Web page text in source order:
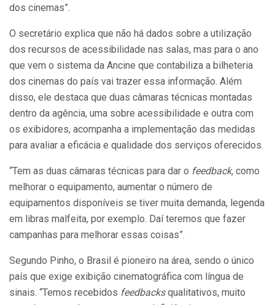
dos cinemas”.
O secretário explica que não há dados sobre a utilização
dos recursos de acessibilidade nas salas, mas para o ano
que vem o sistema da Ancine que contabiliza a bilheteria
dos cinemas do país vai trazer essa informação. Além
disso, ele destaca que duas câmaras técnicas montadas
dentro da agência, uma sobre acessibilidade e outra com
os exibidores, acompanha a implementação das medidas
para avaliar a eficácia e qualidade dos serviços oferecidos.
“Tem as duas câmaras técnicas para dar o feedback, como
melhorar o equipamento, aumentar o número de
equipamentos disponíveis se tiver muita demanda, legenda
em libras malfeita, por exemplo. Daí teremos que fazer
campanhas para melhorar essas coisas”.
Segundo Pinho, o Brasil é pioneiro na área, sendo o único
país que exige exibição cinematográfica com língua de
sinais. “Temos recebidos feedbacksqualitativos, muito